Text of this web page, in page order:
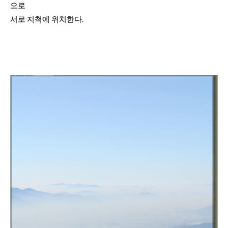
으로
서로 지척에 위치한다.